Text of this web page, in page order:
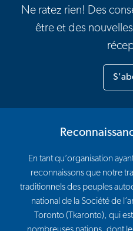
Ne ratez rien! Des
être et des
En tant qu’organisation
reconnaissons que notre
traditionnels des peuples
national de la Société de
Toronto (Tkaronto), qui